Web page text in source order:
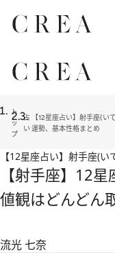
ト
ッ
プ
占
い
【12星座占い】射手座(い
運勢、基本性格まとめ
【12星座占い】射手座(
【射手座】12
値観はどんどん
流光 七奈